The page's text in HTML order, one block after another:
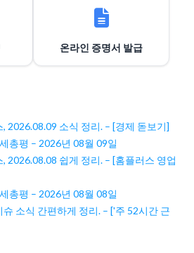
온라인 증명서 발급
2026.08.09 소식 정리. – [경제 돋보기]
총평 – 2026년 08월 09일
2026.08.08 쉽게 정리. – [홈플러스 영업
총평 – 2026년 08월 08일
소식 간편하게 정리. – ['주 52시간 근